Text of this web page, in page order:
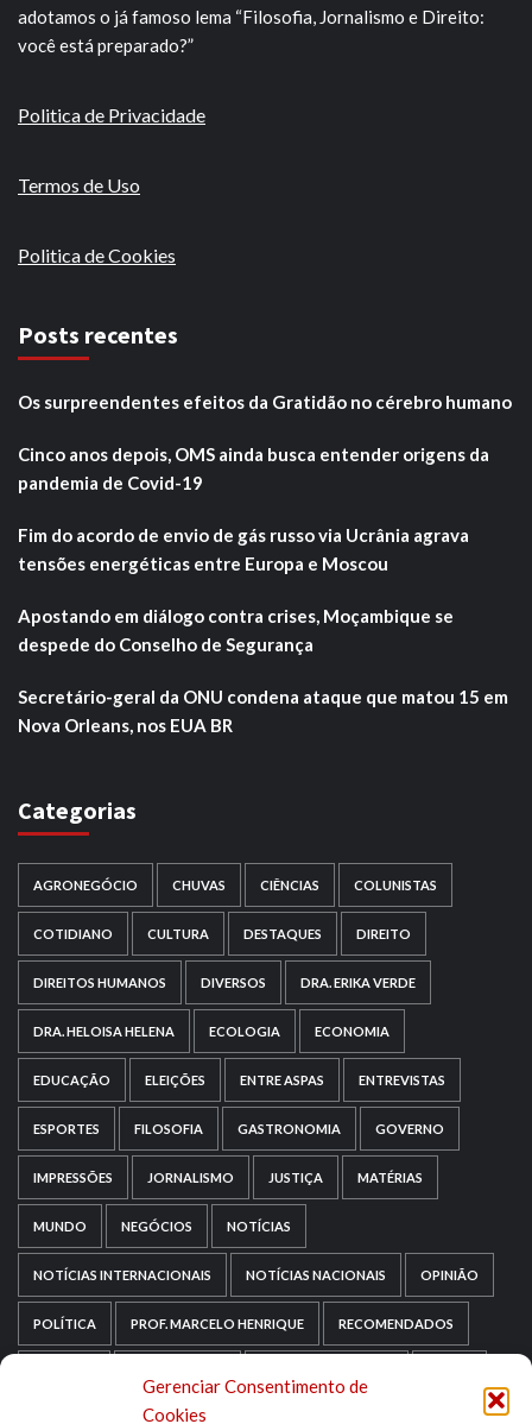
Gerenciar Consentimento de
Cookies
adotamos o já famoso lema “Filosofia, Jornalismo e Direito:
você está preparado?”
Politica de Privacidade
Termos de Uso
Politica de Cookies
Posts recentes
Os surpreendentes efeitos da Gratidão no cérebro humano
Cinco anos depois, OMS ainda busca entender origens da
pandemia de Covid-19
Fim do acordo de envio de gás russo via Ucrânia agrava
tensões energéticas entre Europa e Moscou
Apostando em diálogo contra crises, Moçambique se
despede do Conselho de Segurança
Secretário-geral da ONU condena ataque que matou 15 em
Nova Orleans, nos EUA BR
Categorias
AGRONEGÓCIO CHUVAS CIÊNCIAS COLUNISTAS
COTIDIANO CULTURA DESTAQUES DIREITO
DIREITOS HUMANOS DIVERSOS DRA. ERIKA VERDE
DRA. HELOISA HELENA ECOLOGIA ECONOMIA
EDUCAÇÃO ELEIÇÕES ENTRE ASPAS ENTREVISTAS
ESPORTES FILOSOFIA GASTRONOMIA GOVERNO
IMPRESSÕES JORNALISMO JUSTIÇA MATÉRIAS
MUNDO NEGÓCIOS NOTÍCIAS
NOTÍCIAS INTERNACIONAIS NOTÍCIAS NACIONAIS OPINIÃO
POLÍTICA PROF. MARCELO HENRIQUE RECOMENDADOS